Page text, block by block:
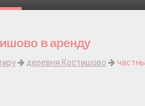
в аренду
деревня Костишово